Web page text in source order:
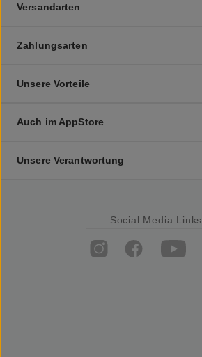
Versandarten
Zahlungsarten
Unsere Vorteile
Auch im AppStore
Unsere Verantwortung
Social Media Links